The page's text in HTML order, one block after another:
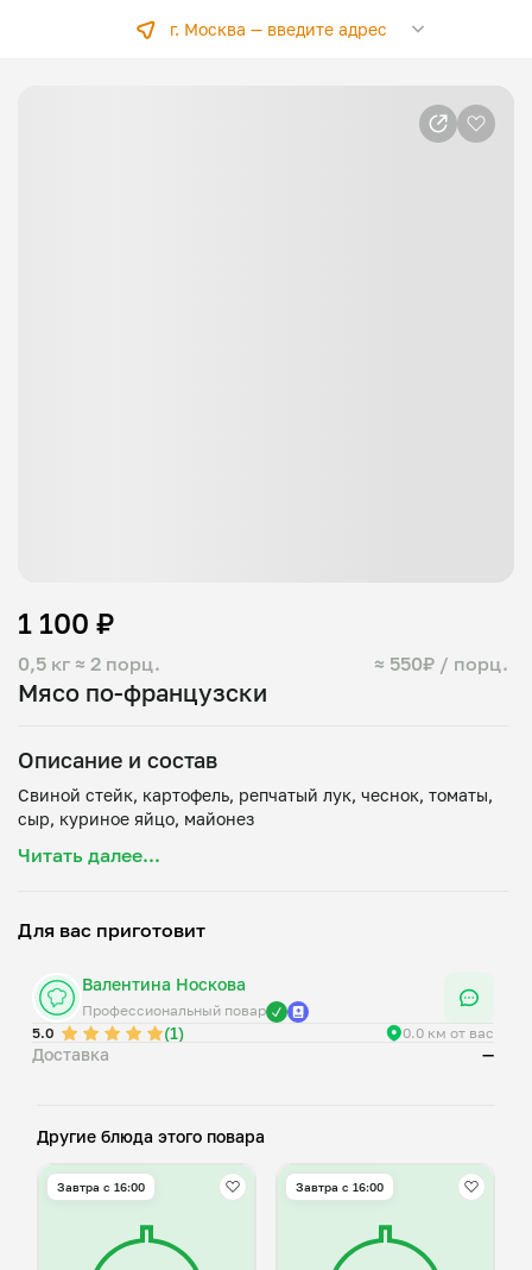
г. Москва —введите адрес
Мясо по-французски
0,5 кг ≈ 2 порц. ≈ 550₽ / порц.
1 100 ₽
Описание и состав
Свиной стейк, картофель, репчатый лук, чеснок, томаты,
Читать далее...
Для вас приготовит
Валентина Носкова
Профессиональный повар
5.0
(1) 0.0 км от вас
Доставка —
Другие блюда этого повара
Завтра c 16:00 Завтра c 16:00